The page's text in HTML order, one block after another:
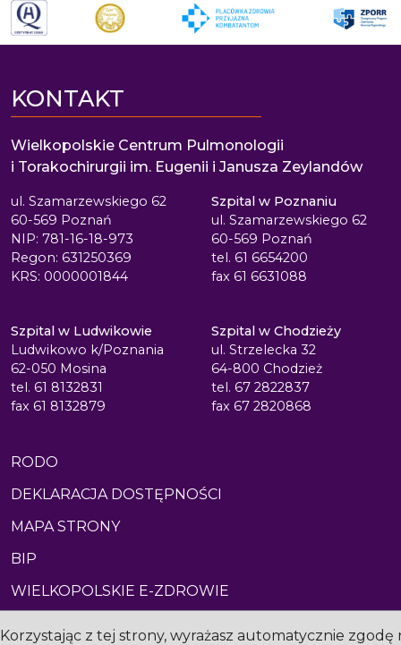
KONTAKT
Wielkopolskie Centrum Pulmonologii
i Torakochirurgii im. Eugenii i Janusza Zeylandów
ul. Szamarzewskiego 62
60-569 Poznań
NIP: 781-16-18-973
Regon: 631250369
KRS: 0000001844
Szpital w Poznaniu
ul. Szamarzewskiego 62
60-569 Poznań
tel. 61 6654200
fax 61 6631088
Szpital w Ludwikowie
Ludwikowo k/Poznania
62-050 Mosina
tel. 61 8132831
fax 61 8132879
Szpital w Chodzieży
ul. Strzelecka 32
64-800 Chodzież
tel. 67 2822837
fax 67 2820868
RODO
DEKLARACJA DOSTĘPNOŚCI
MAPA STRONY
BIP
WIELKOPOLSKIE E-ZDROWIE
Korzystając z tej strony, wyrażasz automatycznie